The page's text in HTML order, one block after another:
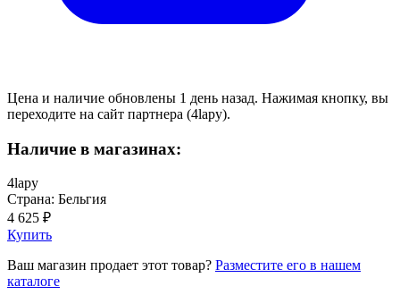
Цена и наличие обновлены 1 день назад. Нажимая кнопку, вы
переходите на сайт партнера (4lapy).
Наличие в магазинах:
4lapy
Страна: Бельгия
4 625 ₽
Купить
Ваш магазин продает этот товар? Разместите его в нашем
каталоге